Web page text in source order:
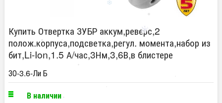
Купить Отвертка ЗУБР аккум,реверс,2
полож.корпуса,подсветка,регул. момента,набор из
бит,Li-Ion,1.5 А/час,3Нм,3,6В,в блистере
ЗО-3.6-Ли Б
В наличии